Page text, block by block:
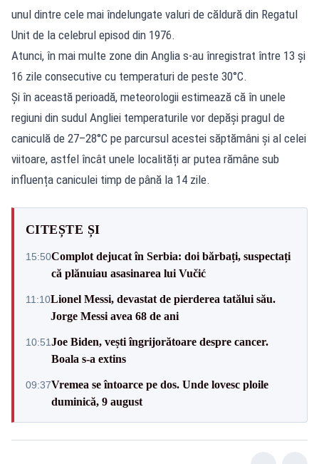
unul dintre cele mai îndelungate valuri de căldură din Regatul
Unit de la celebrul episod din 1976.
Atunci, în mai multe zone din Anglia s-au înregistrat între 13 și
16 zile consecutive cu temperaturi de peste 30°C.
Și în această perioadă, meteorologii estimează că în unele
regiuni din sudul Angliei temperaturile vor depăși pragul de
caniculă de 27–28°C pe parcursul acestei săptămâni și al celei
viitoare, astfel încât unele localități ar putea rămâne sub
influența caniculei timp de până la 14 zile.
CITEȘTE ȘI
15:50Complot dejucat în Serbia: doi bărbați, suspectați
că plănuiau asasinarea lui Vučić
11:10Lionel Messi, devastat de pierderea tatălui său.
Jorge Messi avea 68 de ani
10:51Joe Biden, vești îngrijorătoare despre cancer.
Boala s-a extins
09:37Vremea se întoarce pe dos. Unde lovesc ploile
duminică, 9 august